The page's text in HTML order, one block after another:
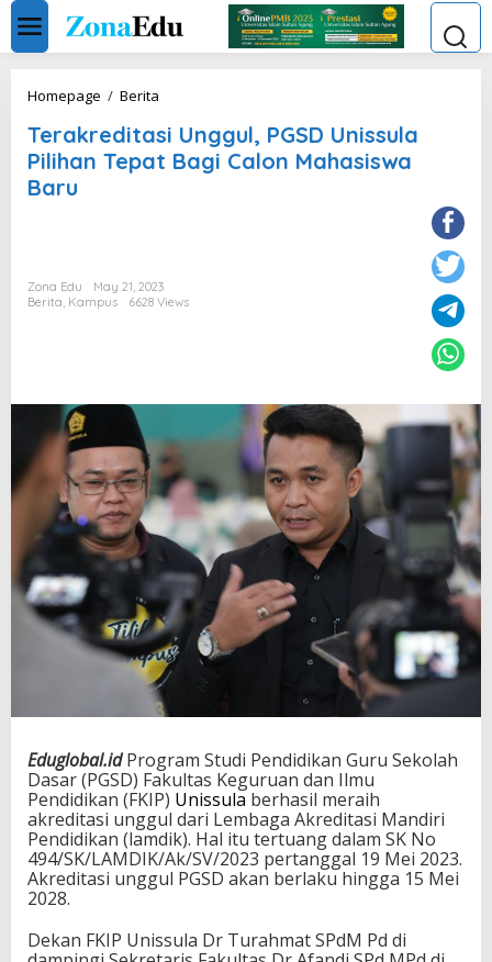
Skip
content
Homepage / Berita
PGSD
Unissula
Pilihan
Terakreditasi Unggul, PGSD Unissula
Pilihan Tepat Bagi Calon Mahasiswa
Baru
Zona Edu
May 21, 2023
Berita, Kampus 6628 Views
Eduglobal.idProgram Studi Pendidikan Guru Sekolah
Dasar (PGSD) Fakultas Keguruan dan Ilmu
Pendidikan (FKIP) Unissula berhasil meraih
akreditasi unggul dari Lembaga Akreditasi Mandiri
Pendidikan (lamdik). Hal itu tertuang dalam SK No
494/SK/LAMDIK/Ak/SV/2023 pertanggal 19 Mei 2023.
Akreditasi unggul PGSD akan berlaku hingga 15 Mei
2028.
Dekan FKIP Unissula Dr Turahmat SPdM Pd di